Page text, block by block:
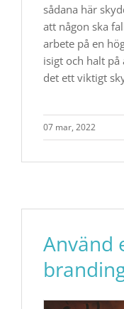
sådana här
att någon ska
arbete på en
isigt och halt
det ett viktigt
07 mar, 2022
Använd